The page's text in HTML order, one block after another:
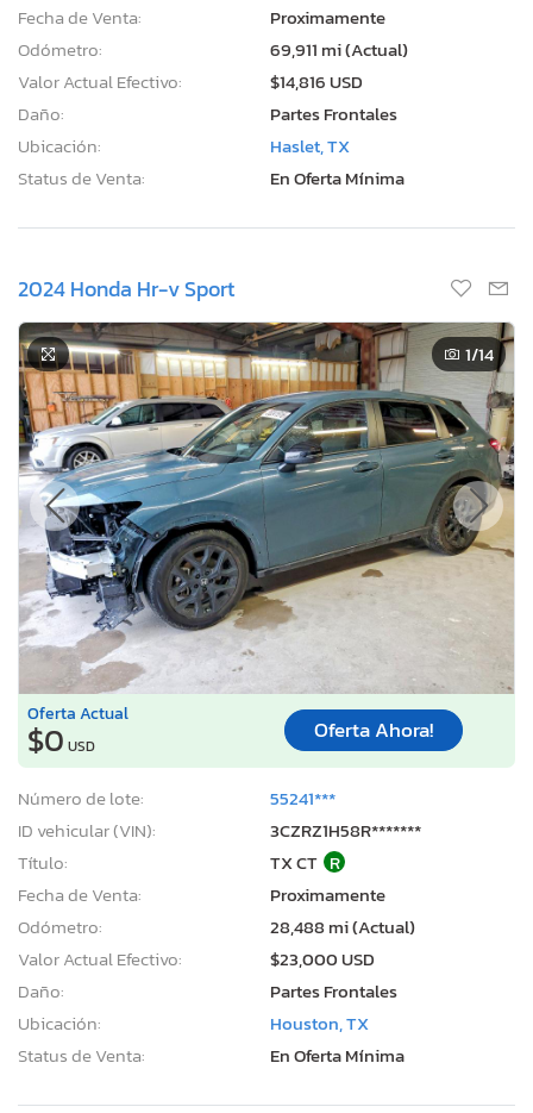
Fecha de Venta:
Proximamente
Odómetro:
69,911 mi (Actual)
Valor Actual Efectivo:
$14,816 USD
Daño:
Partes Frontales
Ubicación:
Haslet, TX
Status de Venta:
En Oferta Mínima
2024 Honda Hr-v Sport
1/14
Oferta Actual
$0 USD
Oferta Ahora!
Número de lote:
55241***
ID vehicular (VIN):
3CZRZ1H58R*******
Título:
TX CT R
Fecha de Venta:
Proximamente
Odómetro:
28,488 mi (Actual)
Valor Actual Efectivo:
$23,000 USD
Daño:
Partes Frontales
Ubicación:
Houston, TX
Status de Venta:
En Oferta Mínima